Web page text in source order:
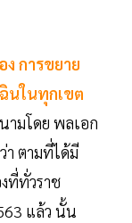
ง การขยาย
นในทุกเขต
ามโดย พลเอก
า ตามที่ได้มี
ที่ทั่วราช
แล้ว นั้น